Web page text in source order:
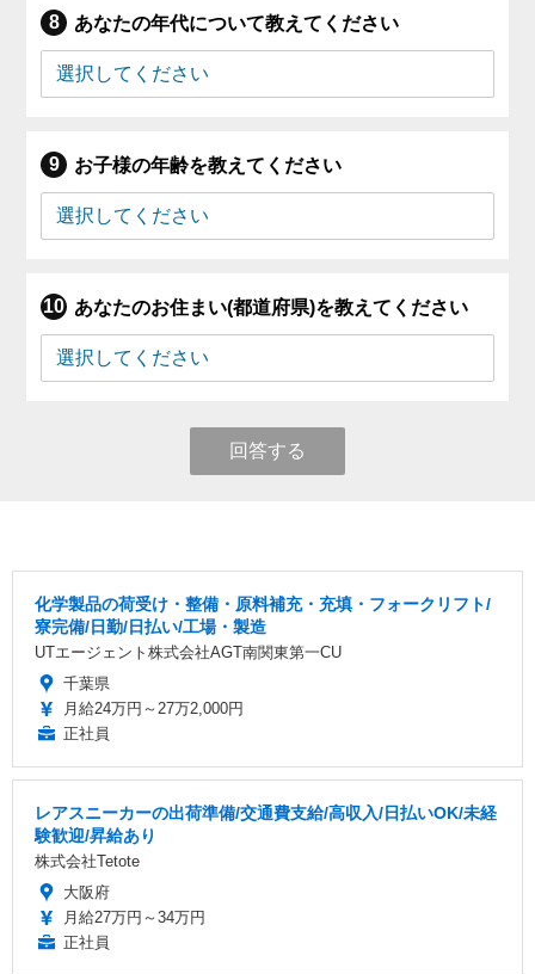
あなたの年代について教えてください
お子様の年齢を教えてください
あなたのお住まい(都道府県)を教えてください
回答する
化学製品の荷受け・整備・原料補充・充填・フォークリフト/
寮完備/日勤/日払い/工場・製造
UTエージェント株式会社AGT南関東第一CU
千葉県
月給24万円～27万2,000円
正社員
レアスニーカーの出荷準備/交通費支給/高収入/日払いOK/未経
験歓迎/昇給あり
株式会社Tetote
大阪府
月給27万円～34万円
正社員